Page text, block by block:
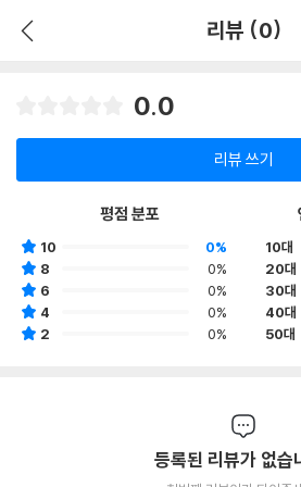
리뷰 (0)
0.0
리뷰 쓰기
평점 분포
10
0%
8
0%
6
0%
4
0%
2
0%
10대
20대
30대
40대
50대
등록된 리뷰가 없습